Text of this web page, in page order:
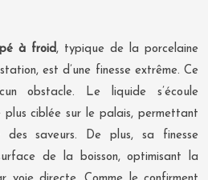
à froid , typique de la porcelaine
est d’une finesse extrême. Ce
obstacle. Le liquide s’écoule
ciblée sur le palais, permettant
des saveurs. De plus, sa finesse
de la boisson, optimisant la